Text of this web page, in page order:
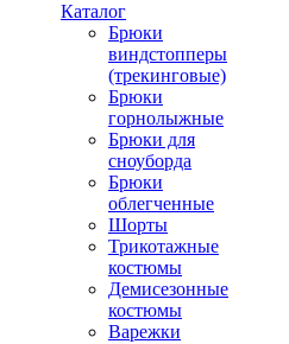
Каталог
Брюки
виндстопперы
(трекинговые)
Брюки
горнолыжные
Брюки для
сноуборда
Брюки
облегченные
Шорты
Трикотажные
костюмы
Демисезонные
костюмы
Варежки